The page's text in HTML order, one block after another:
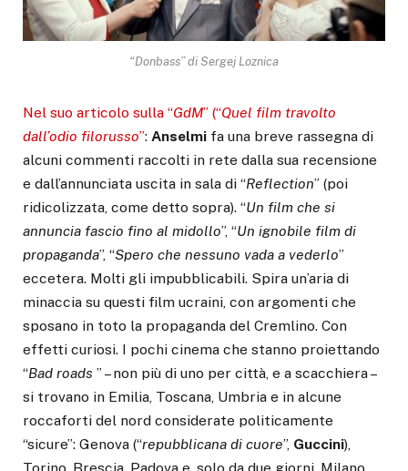
“Donbass” di Sergej Loznica
Nel suo articolo sulla “GdM” (“Quel film travolto
dall’odio filorusso”: Anselmi fa una breve rassegna di
alcuni commenti raccolti in rete dalla sua recensione
e dall’annunciata uscita in sala di “Reflection” (poi
ridicolizzata, come detto sopra). “Un film che si
annuncia fascio fino al midollo”, “Un ignobile film di
propaganda”, “Spero che nessuno vada a vederlo”
eccetera. Molti gli impubblicabili. Spira un’aria di
minaccia su questi film ucraini, con argomenti che
sposano in toto la propaganda del Cremlino. Con
effetti curiosi. I pochi cinema che stanno proiettando
“Bad roads ” – non più di uno per città, e a scacchiera –
si trovano in Emilia, Toscana, Umbria e in alcune
roccaforti del nord considerate politicamente
“sicure”: Genova (“repubblicana di cuore”, Guccini),
Torino, Brescia, Padova e, solo da due giorni, Milano.